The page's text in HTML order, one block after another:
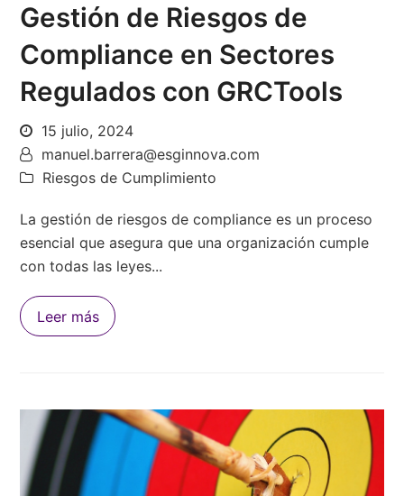
Gestión de Riesgos de
Compliance en Sectores
Regulados con GRCTools
15 julio, 2024
manuel.barrera@esginnova.com
Riesgos de Cumplimiento
La gestión de riesgos de compliance es un proceso
esencial que asegura que una organización cumple
con todas las leyes...
Leer más